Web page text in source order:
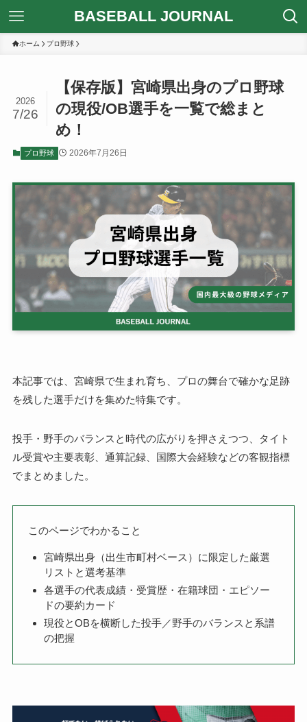
BASEBALL JOURNAL
ホーム プロ野球
【保存版】宮崎県出身のプロ野球
の現役/OB選手を一覧で総まと
め！
2026
7/26
プロ野球 2026年7月26日
本記事では、宮崎県で生まれ育ち、プロの舞台で確かな足跡
を残した選手だけを集めた特集です。
投手・野手のバランスと時代の広がりを押さえつつ、タイト
ル受賞や主要表彰、通算記録、国際大会経験などの客観指標
でまとめました。
このページでわかること
宮崎県出身（出生市町村ベース）に限定した厳選
リストと選考基準
各選手の代表成績・受賞歴・在籍球団・エピソー
ドの要約カード
現役とOBを横断した投手／野手のバランスと系譜
の把握